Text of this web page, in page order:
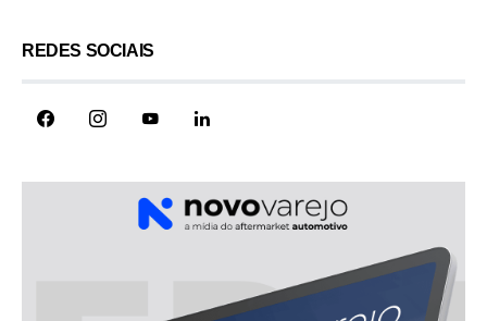
REDES SOCIAIS